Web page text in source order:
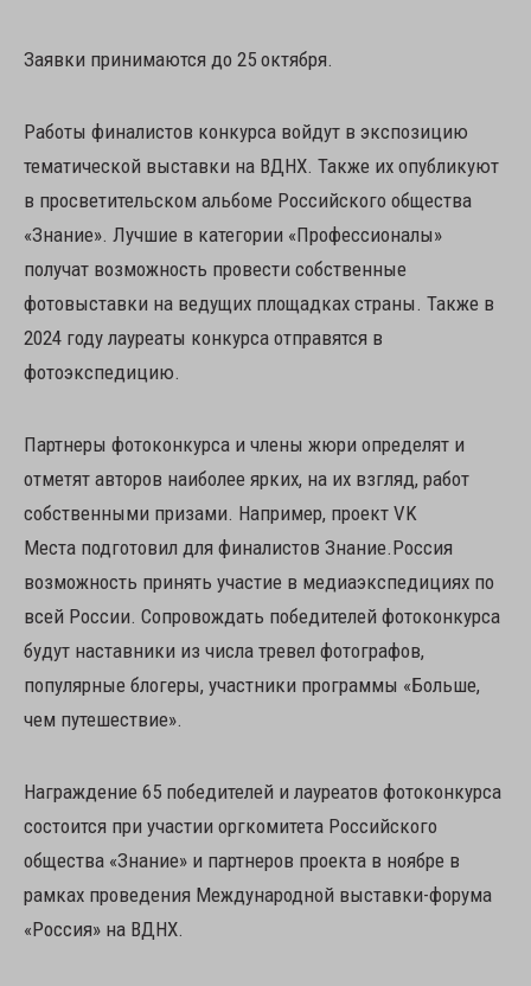
Заявки принимаются до 25 октября.
Работы финалистов конкурса войдут в экспозицию
тематической выставки на ВДНХ. Также их опубликуют
в просветительском альбоме Российского общества
«Знание». Лучшие в категории «Профессионалы»
получат возможность провести собственные
фотовыставки на ведущих площадках страны. Также в
2024 году лауреаты конкурса отправятся в
фотоэкспедицию.
Партнеры фотоконкурса и члены жюри определят и
отметят авторов наиболее ярких, на их взгляд, работ
собственными призами. Например, проект VK
Места подготовил для финалистов Знание.Россия
возможность принять участие в медиаэкспедициях по
всей России. Сопровождать победителей фотоконкурса
будут наставники из числа тревел фотографов,
популярные блогеры, участники программы «Больше,
чем путешествие».
Награждение 65 победителей и лауреатов фотоконкурса
состоится при участии оргкомитета Российского
общества «Знание» и партнеров проекта в ноябре в
рамках проведения Международной выставки-форума
«Россия» на ВДНХ.